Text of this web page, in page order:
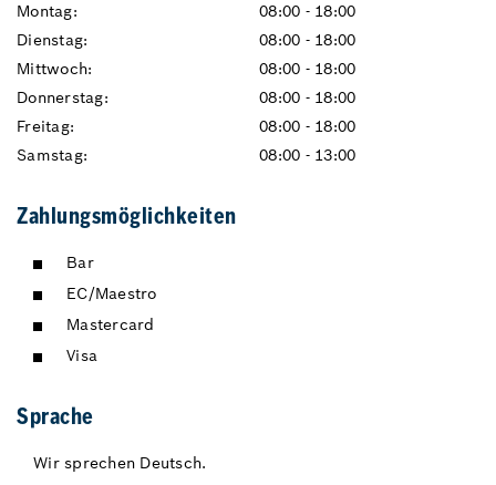
Montag:
08:00 - 18:00
Dienstag:
08:00 - 18:00
Mittwoch:
08:00 - 18:00
Donnerstag:
08:00 - 18:00
Freitag:
08:00 - 18:00
Samstag:
08:00 - 13:00
Zahlungsmöglichkeiten
Bar
EC/Maestro
Mastercard
Visa
Sprache
Wir sprechen Deutsch.